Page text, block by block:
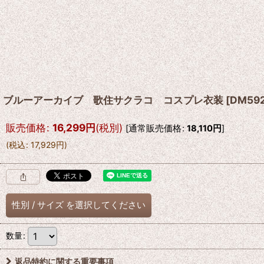
ブルーアーカイブ 歌住サクラコ コスプレ衣装[
販売価格: 16,299円(税別) [通常販売価格: 18,110円]
(税込: 17,929円)
性別 / サイズ を選択してください
数量:
返品特約に関する重要事項